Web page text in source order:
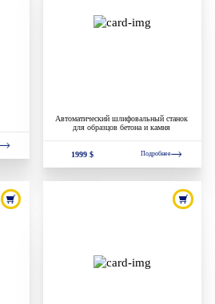
Автоматический шлифовальный станок
для образцов бетона и камня
1999 $ Подробнее